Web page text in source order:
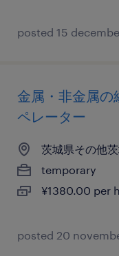
posted 15
金属・非金属の
ペレーター
茨城県その他
temporary
¥1380.00 per
posted 20